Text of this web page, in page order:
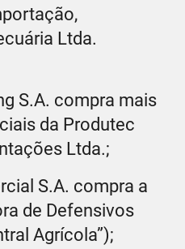
Ltda.
S.A. compra mais
da Produtec
Ltda.;
S.A. compra a
de Defensivos
Agrícola”);